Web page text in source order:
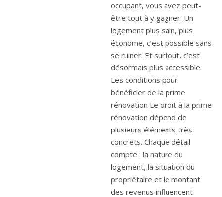
occupant, vous avez peut-
être tout à y gagner. Un
logement plus sain, plus
économe, c’est possible sans
se ruiner. Et surtout, c’est
désormais plus accessible.
Les conditions pour
bénéficier de la prime
rénovation Le droit à la prime
rénovation dépend de
plusieurs éléments très
concrets. Chaque détail
compte : la nature du
logement, la situation du
propriétaire et le montant
des revenus influencent